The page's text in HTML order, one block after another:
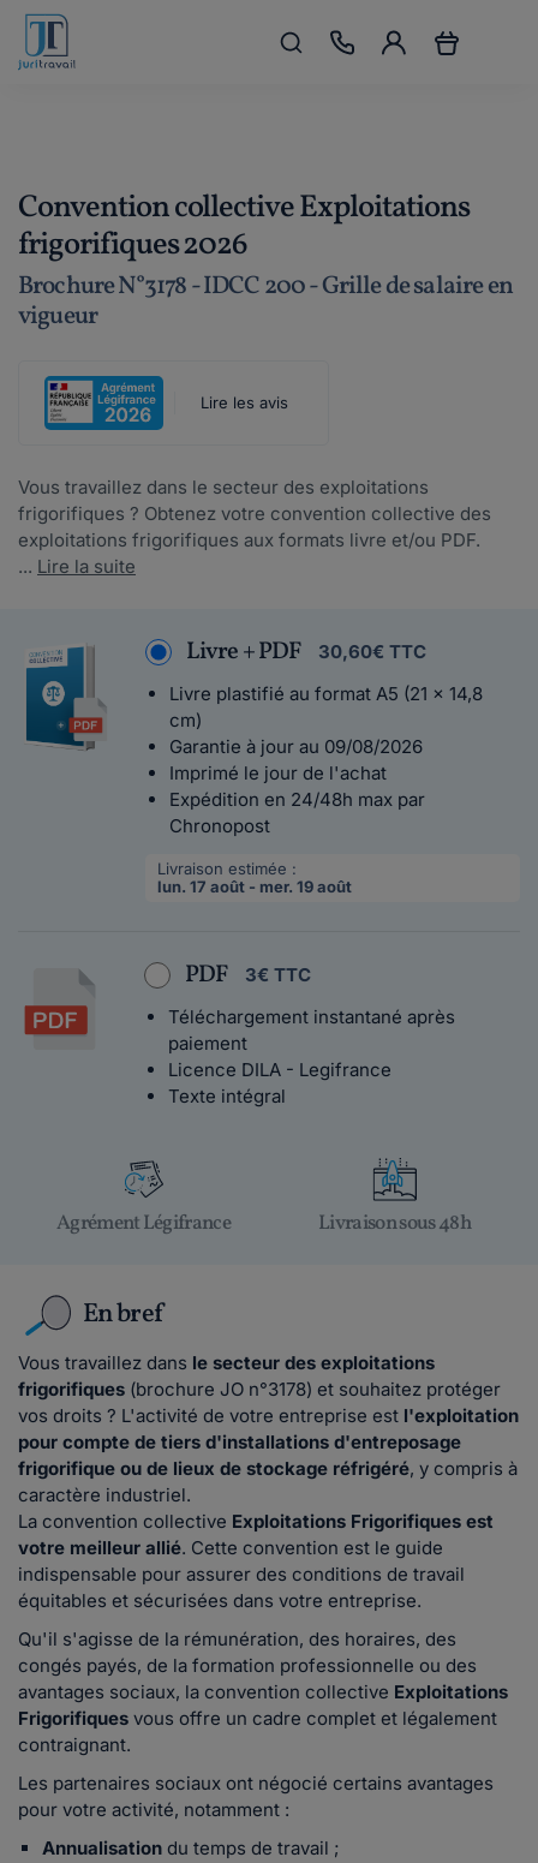
Convention collective Exploitations
frigorifiques 2026
Brochure N°3178 - IDCC 200 - Grille de salaire en
vigueur
Lire les avis
Vous travaillez dans le secteur des exploitations
frigorifiques ? Obtenez votre convention collective des
exploitations frigorifiques aux formats livre et/ou PDF.
... Lire la suite
Livre + PDF
30,60€ TTC
Livre plastifié au format A5 (21 x 14,8
cm)
Garantie à jour au 09/08/2026
Imprimé le jour de l'achat
Expédition en 24/48h max par
Chronopost
Livraison estimée :
lun. 17 août - mer. 19 août
PDF
3€ TTC
Téléchargement instantané après
paiement
Licence DILA - Legifrance
Texte intégral
Agrément Légifrance Livraison sous 48h
En bref
Vous travaillez dans le secteur des exploitations
frigorifiques (brochure JO n°3178) et souhaitez protéger
vos droits ? L'activité de votre entreprise est l'exploitation
pour compte de tiers d'installations d'entreposage
frigorifique ou de lieux de stockage réfrigéré, y compris à
caractère industriel.
La convention collective Exploitations Frigorifiques est
votre meilleur allié. Cette convention est le guide
indispensable pour assurer des conditions de travail
équitables et sécurisées dans votre entreprise.
Qu'il s'agisse de la rémunération, des horaires, des
congés payés, de la formation professionnelle ou des
avantages sociaux, la convention collective Exploitations
Frigorifiques vous offre un cadre complet et légalement
contraignant.
Les partenaires sociaux ont négocié certains avantages
pour votre activité, notamment :
Annualisation du temps de travail ;